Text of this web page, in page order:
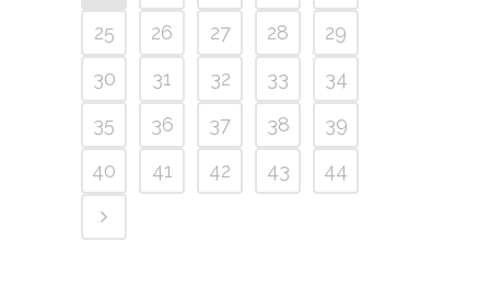
25
26 27 28
29
30
31 32 33
34
35
36 37 38
39
40
41 42 43 44